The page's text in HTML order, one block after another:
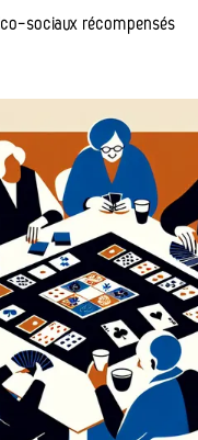
sociaux récompensés